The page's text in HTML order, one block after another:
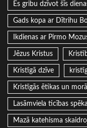
Es gribu dzīvot šīs
Gads kopa ar Dītrihu
Ikdienas ar Pirmo
Jēzus Kristus
Kristīgā dzīve
Kristīgās ētikas un
Lasāmviela ticības
Mazā katehisma